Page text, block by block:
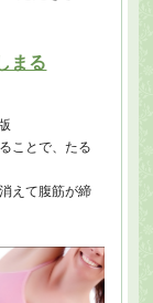
まる
ことで、たる
えて腹筋が締